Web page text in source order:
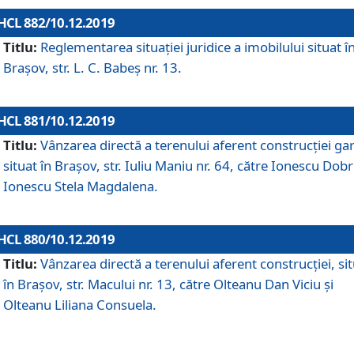
882/10.12.2019
Titlu: Reglementarea situației juridice a imobilului situat
Brașov, str. L. C. Babeș nr. 13.
881/10.12.2019
Titlu: Vânzarea directă a terenului aferent construcției
situat în Brașov, str. Iuliu Maniu nr. 64, către Ionescu
Ionescu Stela Magdalena.
880/10.12.2019
Titlu: Vânzarea directă a terenului aferent construcției,
în Brașov, str. Macului nr. 13, către Olteanu Dan Viciu și
Olteanu Liliana Consuela.